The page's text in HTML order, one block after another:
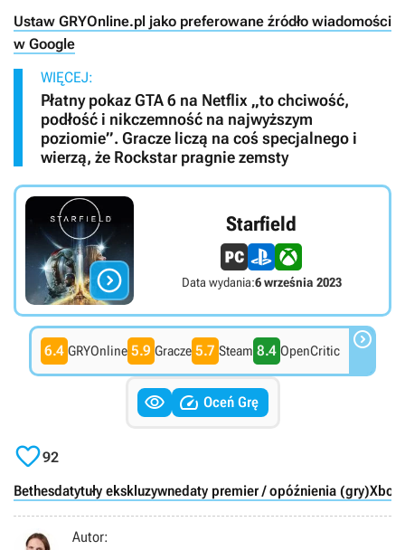
Ustaw GRYOnline.pl jako preferowane źródło wiadomości
w Google
WIĘCEJ:
Płatny pokaz GTA 6 na Netflix „to chciwość,
podłość i nikczemność na najwyższym
poziomie”. Gracze liczą na coś specjalnego i
wierzą, że Rockstar pragnie zemsty

Starfield
Data wydania:6 września 2023
6.4 GRYOnline 5.9 Gracze 5.7 Steam 8.4 OpenCritic 
  Oceń Grę
92
Bethesdatytuły ekskluzywnedaty premier / opóźnienia (gry)Xbox
Autor: